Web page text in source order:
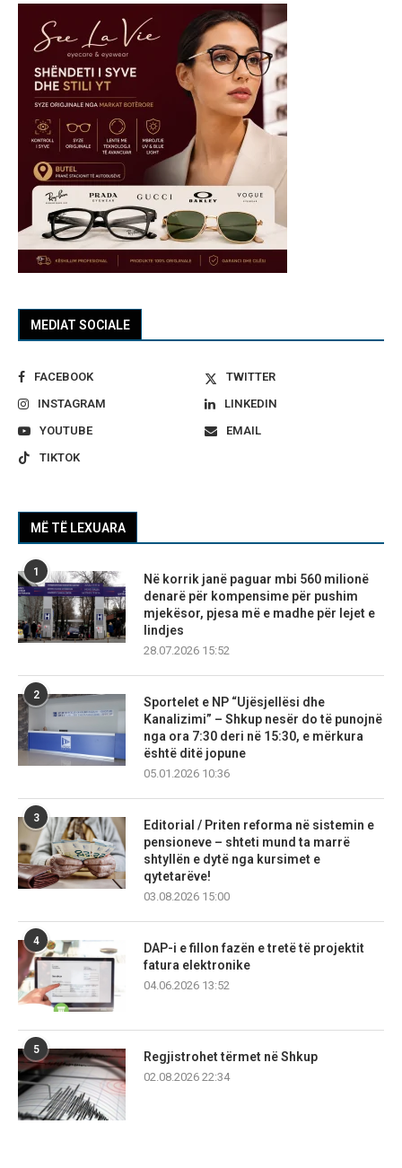
MEDIAT SOCIALE
FACEBOOK
TWITTER
INSTAGRAM
LINKEDIN
YOUTUBE
EMAIL
TIKTOK
MË TË LEXUARA
1
Në korrik janë paguar mbi 560 milionë
denarë për kompensime për pushim
mjekësor, pjesa më e madhe për lejet e
lindjes
28.07.2026 15:52
2
Sportelet e NP “Ujësjellësi dhe
Kanalizimi” – Shkup nesër do të punojnë
nga ora 7:30 deri në 15:30, e mërkura
është ditë jopune
05.01.2026 10:36
3
Editorial / Priten reforma në sistemin e
pensioneve – shteti mund ta marrë
shtyllën e dytë nga kursimet e
qytetarëve!
03.08.2026 15:00
4
DAP-i e fillon fazën e tretë të projektit
fatura elektronike
04.06.2026 13:52
5
Regjistrohet tërmet në Shkup
02.08.2026 22:34